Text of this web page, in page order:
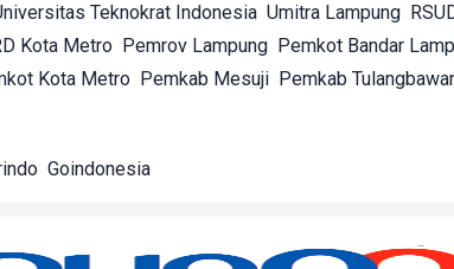
Teknokrat Indonesia Umitra Lampung
Kota Metro Pemrov Lampung Pemkot Bandar
Kota Metro Pemkab Mesuji Pemkab
Goindonesia